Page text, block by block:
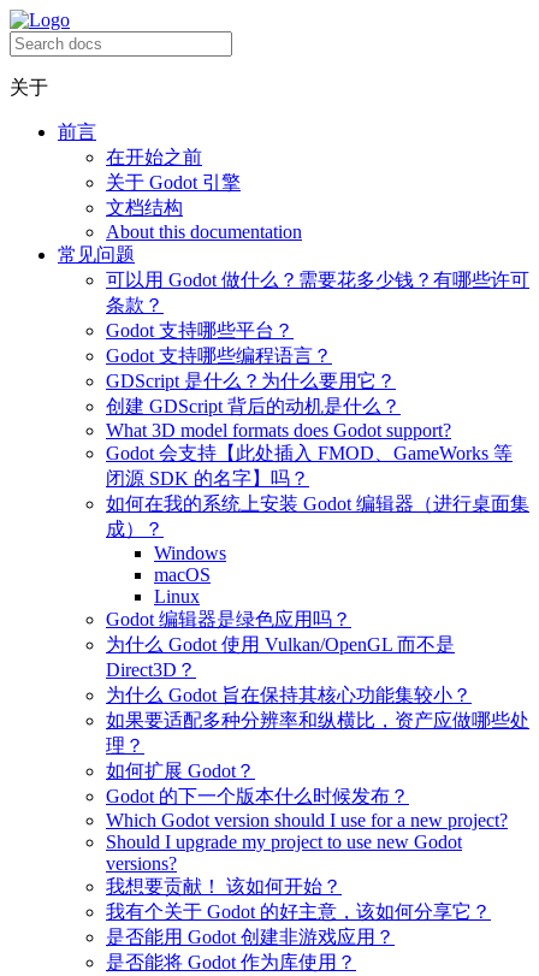
关于
前言
在开始之前
关于 Godot 引擎
文档结构
About this documentation
常见问题
可以用 Godot 做什么？需要花多少钱？有哪些许可
条款？
Godot 支持哪些平台？
Godot 支持哪些编程语言？
GDScript 是什么？为什么要用它？
创建 GDScript 背后的动机是什么？
What 3D model formats does Godot support?
Godot 会支持【此处插入 FMOD、GameWorks 等
闭源 SDK 的名字】吗？
如何在我的系统上安装 Godot 编辑器（进行桌面集
成）？
Windows
macOS
Linux
Godot 编辑器是绿色应用吗？
为什么 Godot 使用 Vulkan/OpenGL 而不是
Direct3D？
为什么 Godot 旨在保持其核心功能集较小？
如果要适配多种分辨率和纵横比，资产应做哪些处
理？
如何扩展 Godot？
Godot 的下一个版本什么时候发布？
Which Godot version should I use for a new project?
Should I upgrade my project to use new Godot
versions?
我想要贡献！ 该如何开始？
我有个关于 Godot 的好主意，该如何分享它？
是否能用 Godot 创建非游戏应用？
是否能将 Godot 作为库使用？